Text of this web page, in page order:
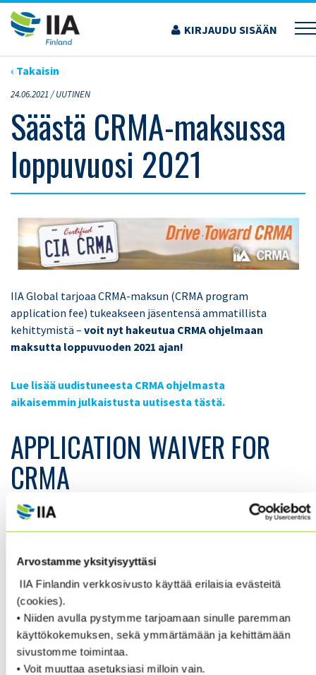
Arvostamme yksityisyyttäsi
IIA Finlandin verkkosivusto käyttää erilaisia evästeitä
(cookies).
• Niiden avulla pystymme tarjoamaan sinulle paremman
käyttökokemuksen, sekä ymmärtämään ja kehittämään
sivustomme toimintaa.
• Voit muuttaa asetuksiasi milloin vain.
Siirry
sisältöön
KIRJAUDU SISÄÄN
›ARTIKKELIT›SÄÄSTÄ CRMA-MAKSUSSA LOPPUVUOSI 2021
‹ Takaisin
24.06.2021 /UUTINEN
Säästä CRMA-maksussa
loppuvuosi 2021
IIA Global tarjoaa CRMA-maksun (CRMA program
application fee) tukeakseen jäsentensä ammatillista
kehittymistä – voit nyt hakeutua CRMA ohjelmaan
maksutta loppuvuoden 2021 ajan!
Lue lisää uudistuneesta CRMA ohjelmasta
aikaisemmin julkaistusta uutisesta tästä.
APPLICATION WAIVER FOR
CRMA
and showcase their risk management assurance
capabilities.
We are pleased to announce that candidates can apply
into the new CRMA program and register for the exam
now and their application fee will be waived through
31 December 2021.Testing for the new exam will start